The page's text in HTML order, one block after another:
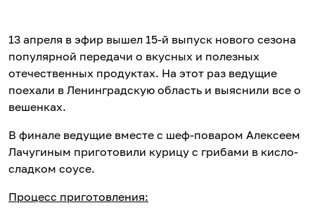
13 апреля в эфир вышел 15-й выпуск нового сезона
популярной передачи о вкусных и полезных
отечественных продуктах. На этот раз ведущие
поехали в Ленинградскую область и выяснили все о
вешенках.
В финале ведущие вместе с шеф-поваром Алексеем
Лачугиным приготовили курицу с грибами в кисло-
сладком соусе.
Процесс приготовления: